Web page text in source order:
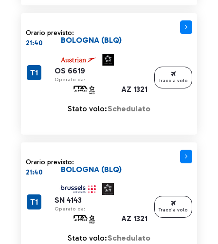
Orario previsto:
21:40
OS 6619
Operato da:
AZ 1321
BOLOGNA (BLQ)
T1
Stato volo:Schedulato
Traccia volo
Orario previsto:
21:40
SN 4143
Operato da:
AZ 1321
BOLOGNA (BLQ)
T1
Stato volo:Schedulato
Traccia volo